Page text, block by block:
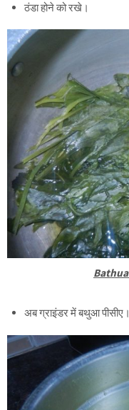
ठंडा होने को रखे।
अब ग्राइंडर में बथुआ पीसीए।